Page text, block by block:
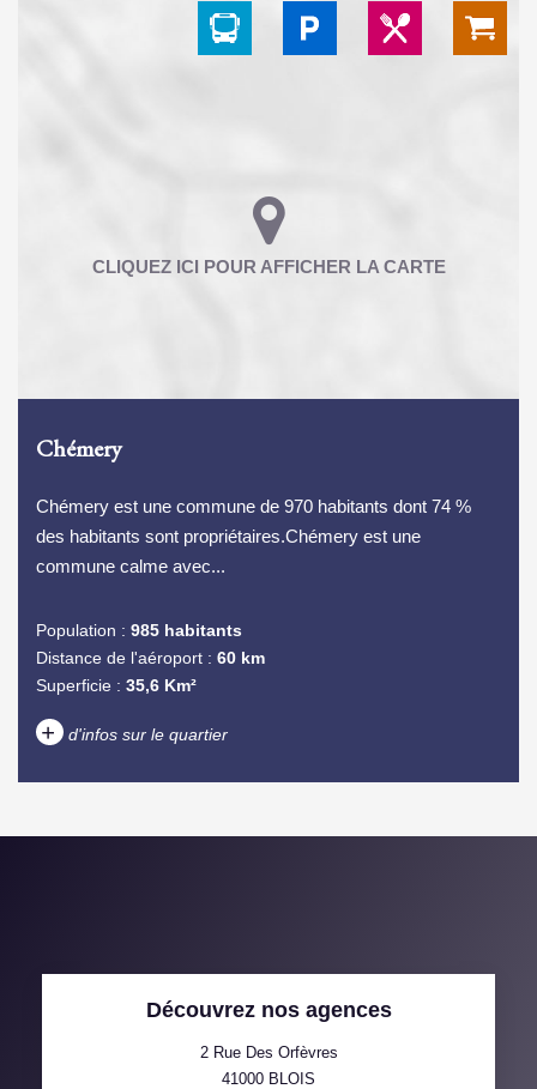
Chémery
Chémery est une commune de 970 habitants dont 74 %
des habitants sont propriétaires.Chémery est une
commune calme avec...
Population : 985 habitants
Distance de l'aéroport : 60 km
Superficie : 35,6 Km²
+ d'infos sur le quartier
PART DES MÉNAGES SANS
VOITURE
Découvrez nos agences
2 Rue Des Orfèvres
41000 BLOIS